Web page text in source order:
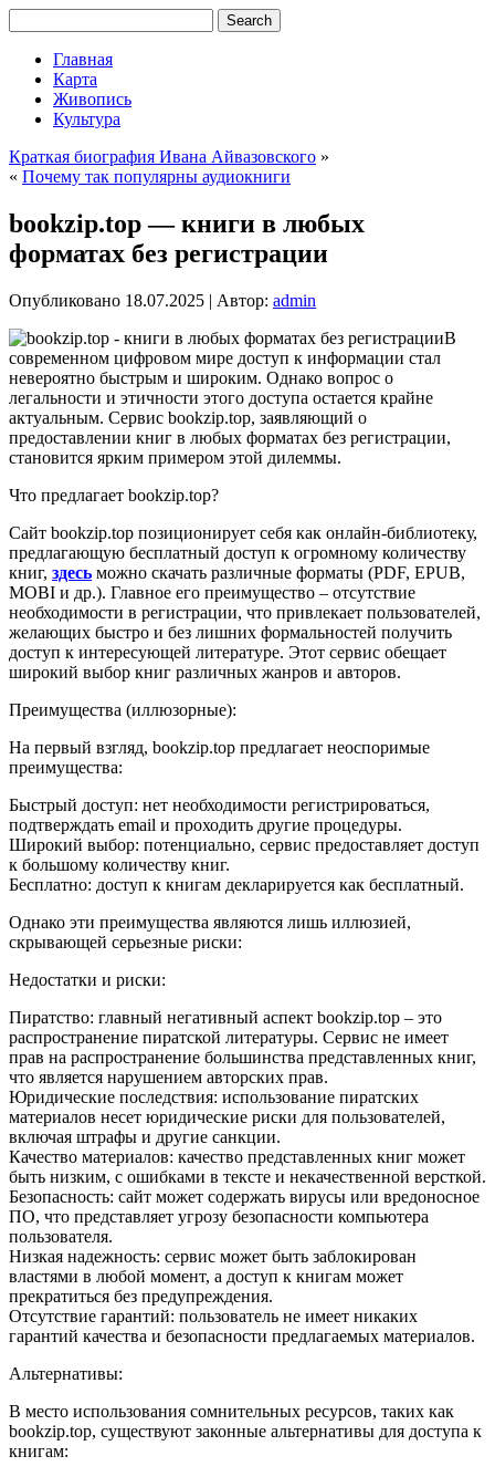
Главная
Карта
Живопись
Культура
Краткая биография Ивана Айвазовского »
« Почему так популярны аудиокниги
bookzip.top — книги в любых
форматах без регистрации
Опубликовано 18.07.2025 | Автор: admin
В
современном цифровом мире доступ к информации стал
невероятно быстрым и широким. Однако вопрос о
легальности и этичности этого доступа остается крайне
актуальным. Сервис bookzip.top, заявляющий о
предоставлении книг в любых форматах без регистрации,
становится ярким примером этой дилеммы.
Что предлагает bookzip.top?
Сайт bookzip.top позиционирует себя как онлайн-библиотеку,
предлагающую бесплатный доступ к огромному количеству
книг, здесь можно скачать различные форматы (PDF, EPUB,
MOBI и др.). Главное его преимущество – отсутствие
необходимости в регистрации, что привлекает пользователей,
желающих быстро и без лишних формальностей получить
доступ к интересующей литературе. Этот сервис обещает
широкий выбор книг различных жанров и авторов.
Преимущества (иллюзорные):
На первый взгляд, bookzip.top предлагает неоспоримые
преимущества:
Быстрый доступ: нет необходимости регистрироваться,
подтверждать email и проходить другие процедуры.
Широкий выбор: потенциально, сервис предоставляет доступ
к большому количеству книг.
Бесплатно: доступ к книгам декларируется как бесплатный.
Однако эти преимущества являются лишь иллюзией,
скрывающей серьезные риски:
Недостатки и риски:
Пиратство: главный негативный аспект bookzip.top – это
распространение пиратской литературы. Сервис не имеет
прав на распространение большинства представленных книг,
что является нарушением авторских прав.
Юридические последствия: использование пиратских
материалов несет юридические риски для пользователей,
включая штрафы и другие санкции.
Качество материалов: качество представленных книг может
быть низким, с ошибками в тексте и некачественной версткой.
Безопасность: сайт может содержать вирусы или вредоносное
ПО, что представляет угрозу безопасности компьютера
пользователя.
Низкая надежность: сервис может быть заблокирован
властями в любой момент, а доступ к книгам может
прекратиться без предупреждения.
Отсутствие гарантий: пользователь не имеет никаких
гарантий качества и безопасности предлагаемых материалов.
Альтернативы:
В место использования сомнительных ресурсов, таких как
bookzip.top, существуют законные альтернативы для доступа к
книгам: